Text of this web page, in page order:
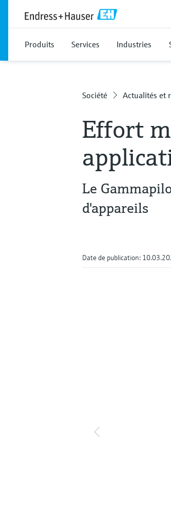
Produits Services Industries
Société Actualités et
Effort
Le
d'appareils
Date de publication: